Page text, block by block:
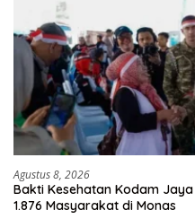
Agustus 8, 2026
Bakti Kesehatan Kodam
1.876 Masyarakat di Monas